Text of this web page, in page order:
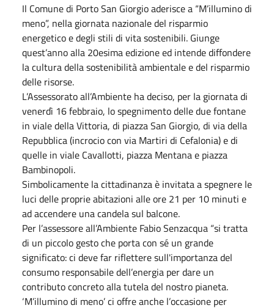
Il Comune di Porto San Giorgio aderisce a “M’illumino di
meno”, nella giornata nazionale del risparmio
energetico e degli stili di vita sostenibili. Giunge
quest’anno alla 20esima edizione ed intende diffondere
la cultura della sostenibilità ambientale e del risparmio
delle risorse.
L’Assessorato all’Ambiente ha deciso, per la giornata di
venerdì 16 febbraio, lo spegnimento delle due fontane
in viale della Vittoria, di piazza San Giorgio, di via della
Repubblica (incrocio con via Martiri di Cefalonia) e di
quelle in viale Cavallotti, piazza Mentana e piazza
Bambinopoli.
Simbolicamente la cittadinanza è invitata a spegnere le
luci delle proprie abitazioni alle ore 21 per 10 minuti e
ad accendere una candela sul balcone.
Per l’assessore all’Ambiente Fabio Senzacqua “si tratta
di un piccolo gesto che porta con sé un grande
significato: ci deve far riflettere sull'importanza del
consumo responsabile dell’energia per dare un
contributo concreto alla tutela del nostro pianeta.
‘M’illumino di meno’ ci offre anche l’occasione per